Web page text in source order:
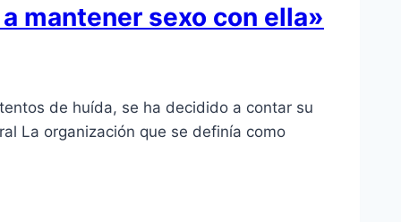
mantener sexo con ella»
de huída, se ha decidido a contar su
La organización que se definía como